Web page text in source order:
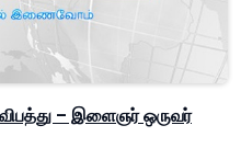
– இளைஞர் ஒருவர்